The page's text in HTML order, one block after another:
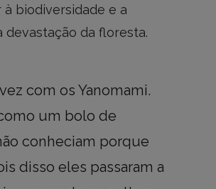
biodiversidade e a
da floresta.
com os Yanomami.
um bolo de
conheciam porque
disso eles passaram a